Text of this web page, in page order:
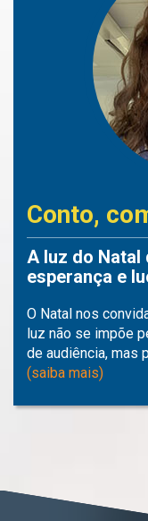
Conto,
A luz do Natal
esperança e
O Natal nos
luz não se impõe
de audiência, mas
(saiba mais)